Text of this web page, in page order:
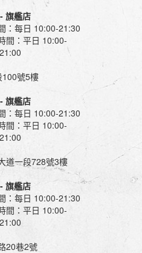
- 旗艦店
：每日 10:00-21:30
間：平日 10:00-
號5樓
- 旗艦店
：每日 10:00-21:30
間：平日 10:00-
道一段728號3樓
- 旗艦店
：每日 10:00-21:30
間：平日 10:00-
20巷2號